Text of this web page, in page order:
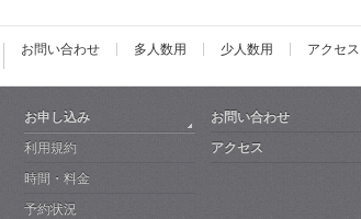
お問い合わせ 多人数用 少人数用 アクセス
お申し込み
利用規約
時間・料金
予約状況
お問い合わせ
アクセス